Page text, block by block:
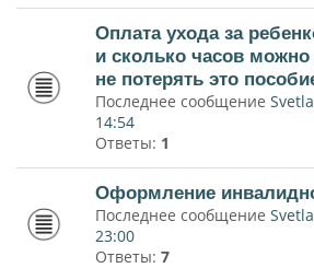
Оплата ухода за
и сколько часов можно
не потерять это
Последнее сообщение
14:54
Ответы: 1
Оформление
Последнее сообщение
23:00
Ответы: 7